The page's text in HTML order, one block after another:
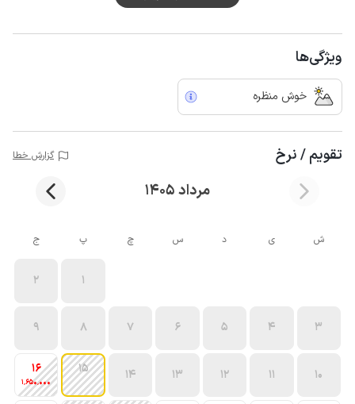
ویژگی‌ها
خوش منظره
تقویم / نرخ گزارش خطا
مرداد 1405
ش ی د س چ پ ج
1
2
3
4
5
6
7
8
9
10
11
12
13
14
15
16
1٬650٬000